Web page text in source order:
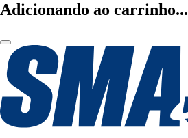
Adicionando ao carrinho...